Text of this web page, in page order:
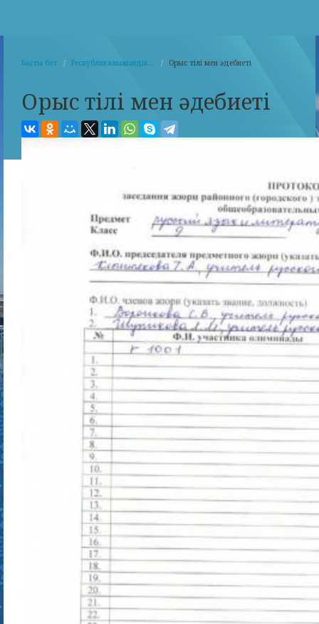
Басты бет Республикалық пәндік... Орыс тілі мен әдебиеті
Орыс тілі мен әдебиеті